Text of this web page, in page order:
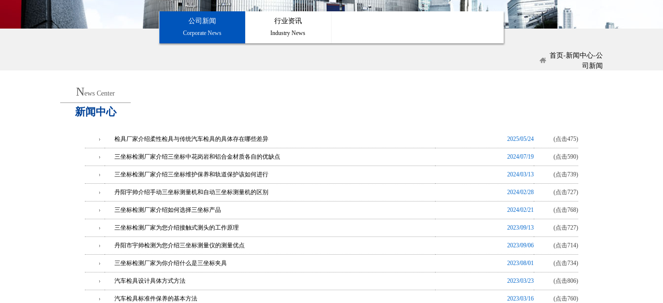
公司新闻
Corporate News
行业资讯
Industry News
首页-新闻中心-公
司新闻
News Center
新闻中心
检具厂家介绍柔性检具与传统汽车检具的具体存在哪些差异 2025/05/24 (点击475)
三坐标检测厂家介绍三坐标中花岗岩和铝合金材质各自的优缺点 2024/07/19 (点击590)
三坐标检测厂家介绍三坐标维护保养和轨道保护该如何进行 2024/03/13 (点击739)
丹阳宇帅介绍手动三坐标测量机和自动三坐标测量机的区别 2024/02/28 (点击727)
三坐标检测厂家介绍如何选择三坐标产品 2024/02/21 (点击768)
三坐标检测厂家为您介绍接触式测头的工作原理 2023/09/13 (点击727)
丹阳市宇帅检测为您介绍三坐标测量仪的测量优点 2023/09/06 (点击714)
三坐标检测厂家为你介绍什么是三坐标夹具 2023/08/01 (点击734)
汽车检具设计具体方式方法 2023/03/23 (点击806)
汽车检具标准件保养的基本方法 2023/03/16 (点击760)